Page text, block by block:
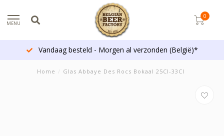
MENU
0
Vandaag besteld - Morgen al verzonden (België)*
Home / Glas Abbaye Des Rocs Bokaal 25Cl-33Cl